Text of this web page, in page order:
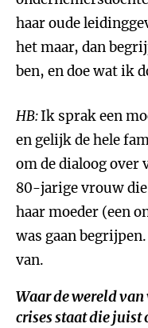
haar oude
het maar, dan
ben, en doe wat ik
HB:Ik sprak een
en gelijk de hele
om de dialoog over
80-jarige vrouw die
haar moeder (een
was gaan
van.
Waar de wereld
crises staat die